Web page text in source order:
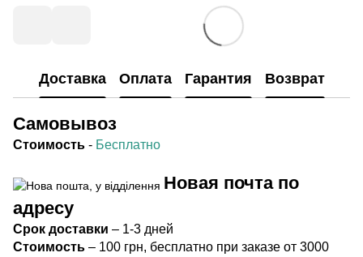
Доставка Оплата Гарантия Возврат
Самовывоз
Стоимость - Бесплатно
Новая почта по
адресу
Срок доставки – 1-3 дней
Стоимость – 100 грн, бесплатно при заказе от 3000